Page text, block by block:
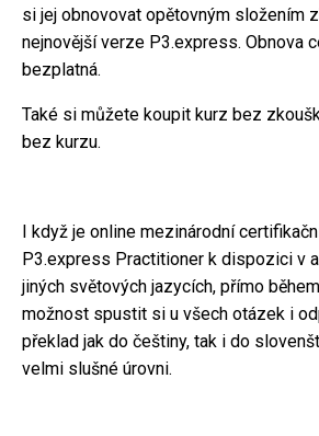
si jej obnovovat opětovným složením
nejnovější verze P3.express. Obnova
bezplatná.
Také si můžete koupit kurz bez
bez kurzu.
I když je online mezinárodní
P3.express Practitioner k dispozici v
jiných světových jazycích, přímo
možnost spustit si u všech otázek i
překlad jak do češtiny, tak i do
velmi slušné úrovni.